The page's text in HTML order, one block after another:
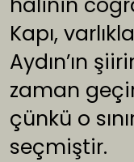
Kapı,
Aydın’ın
zaman
çünkü o
seçmiştir.